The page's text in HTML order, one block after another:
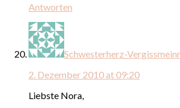
Antworten
Schwesterherz-
2. Dezember 2010 at 09:20
Liebste Nora,